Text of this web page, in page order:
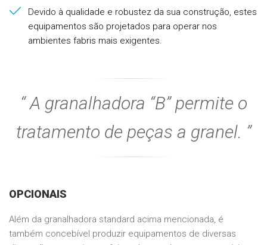
Devido à qualidade e robustez da sua construção, estes
equipamentos são projetados para operar nos
ambientes fabris mais exigentes.
A granalhadora “B” permite o
tratamento de peças a granel.
OPCIONAIS
Além da granalhadora standard acima mencionada, é
também concebível produzir equipamentos de diversas